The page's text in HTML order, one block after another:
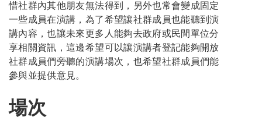
惜社群內其他朋友無法得到，另外也常會變成固定
一些成員在演講，為了希望讓社群成員也能聽到演
講內容，也讓未來更多人能夠去政府或民間單位分
享相關資訊，這邊希望可以讓演講者登記能夠開放
社群成員們旁聽的演講場次，也希望社群成員們能
參與並提供意見。
場次